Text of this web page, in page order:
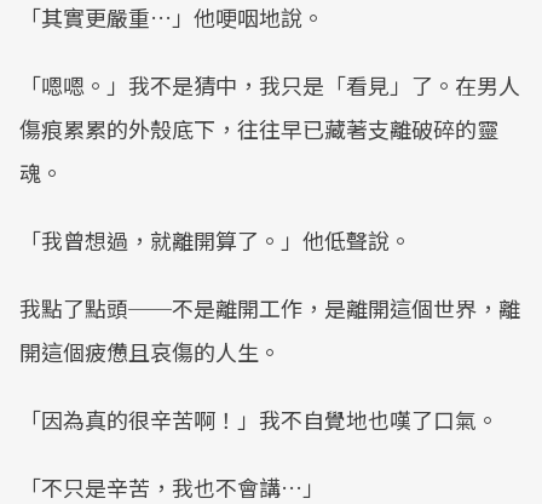
「其實更嚴重…」他哽咽地說。
「嗯嗯。」我不是猜中，我只是「看見」了。在男人
傷痕累累的外殼底下，往往早已藏著支離破碎的靈
魂。
「我曾想過，就離開算了。」他低聲說。
我點了點頭──不是離開工作，是離開這個世界，離
開這個疲憊且哀傷的人生。
「因為真的很辛苦啊！」我不自覺地也嘆了口氣。
「不只是辛苦，我也不會講…」